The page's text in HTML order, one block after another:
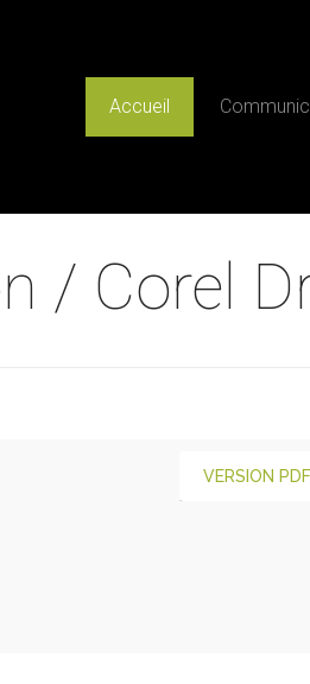
Accueil
/ Corel
VERSION PDF